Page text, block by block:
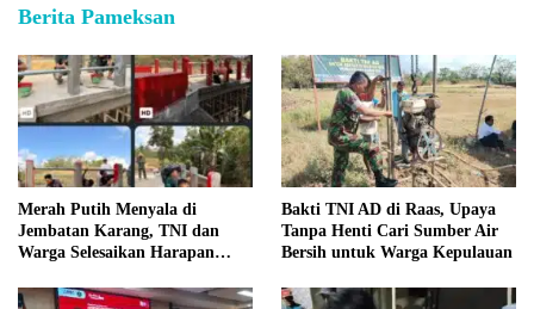
Berita Pameksan
Merah Putih Menyala di
Jembatan Karang, TNI dan
Warga Selesaikan Harapan
Bakti TNI AD di Raas, Upaya
Tanpa Henti Cari Sumber Air
Bersih untuk Warga Kepulauan